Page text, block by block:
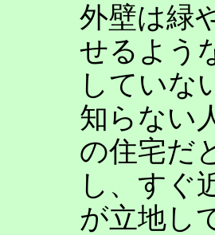
外壁は緑
せるよう
していな
知らない
の住宅だ
し、すぐ
が立地し